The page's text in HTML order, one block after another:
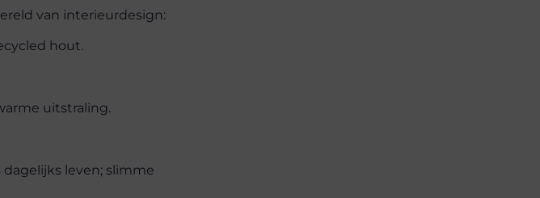
van interieurdesign:
hout.
uitstraling.
leven; slimme